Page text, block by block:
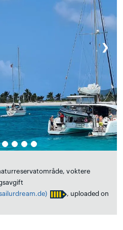
❯
voktere
, uploaded on